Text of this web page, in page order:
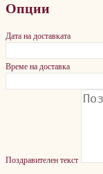
Опции
Дата на доставката
Време на доставка
Поздравителен текст